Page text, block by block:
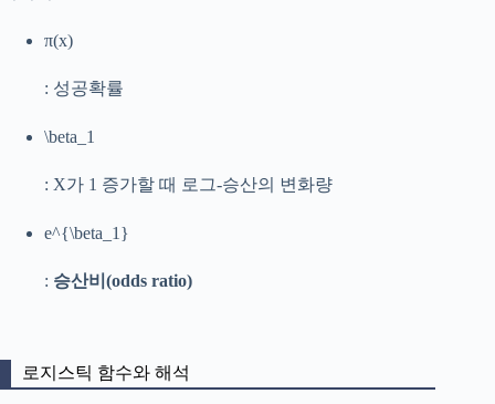
π(x)
: 성공확률
\beta_1
: X가 1 증가할 때 로그-승산의 변화량
e^{\beta_1}
: 승산비(odds ratio)
로지스틱 함수와 해석